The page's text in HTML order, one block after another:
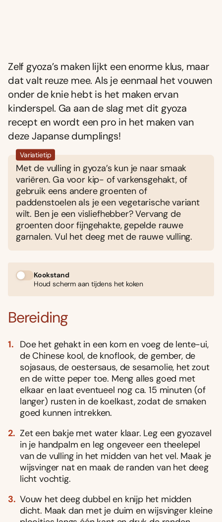
Zelf gyoza’s maken lijkt een enorme klus, maar
dat valt reuze mee. Als je eenmaal het vouwen
onder de knie hebt is het maken ervan
kinderspel. Ga aan de slag met dit gyoza
recept en wordt een pro in het maken van
deze Japanse dumplings!
Variatietip
Met de vulling in gyoza’s kun je naar smaak
variëren. Ga voor kip- of varkensgehakt, of
gebruik eens andere groenten of
paddenstoelen als je een vegetarische variant
wilt. Ben je een visliefhebber? Vervang de
groenten door fijngehakte, gepelde rauwe
garnalen. Vul het deeg met de rauwe vulling.
Kookstand
Houd scherm aan tijdens het koken
Bereiding
Doe het gehakt in een kom en voeg de lente-ui,
de Chinese kool, de knoflook, de gember, de
sojasaus, de oestersaus, de sesamolie, het zout
en de witte peper toe. Meng alles goed met
elkaar en laat eventueel nog ca. 15 minuten (of
langer) rusten in de koelkast, zodat de smaken
goed kunnen intrekken.
Zet een bakje met water klaar. Leg een gyozavel
in je handpalm en leg ongeveer een theelepel
van de vulling in het midden van het vel. Maak je
wijsvinger nat en maak de randen van het deeg
licht vochtig.
Vouw het deeg dubbel en knijp het midden
dicht. Maak dan met je duim en wijsvinger kleine